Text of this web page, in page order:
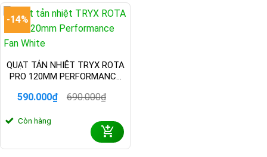
-14%
QUẠT TẢN NHIỆT TRYX ROTA
PRO 120MM PERFORMANCE
690.000₫
Giá
690.000₫.
590.000₫
Giá
590.000₫.
Còn hàng